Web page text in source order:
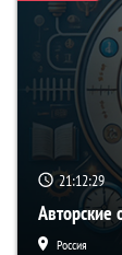
21:12:28
Авторские
Россия